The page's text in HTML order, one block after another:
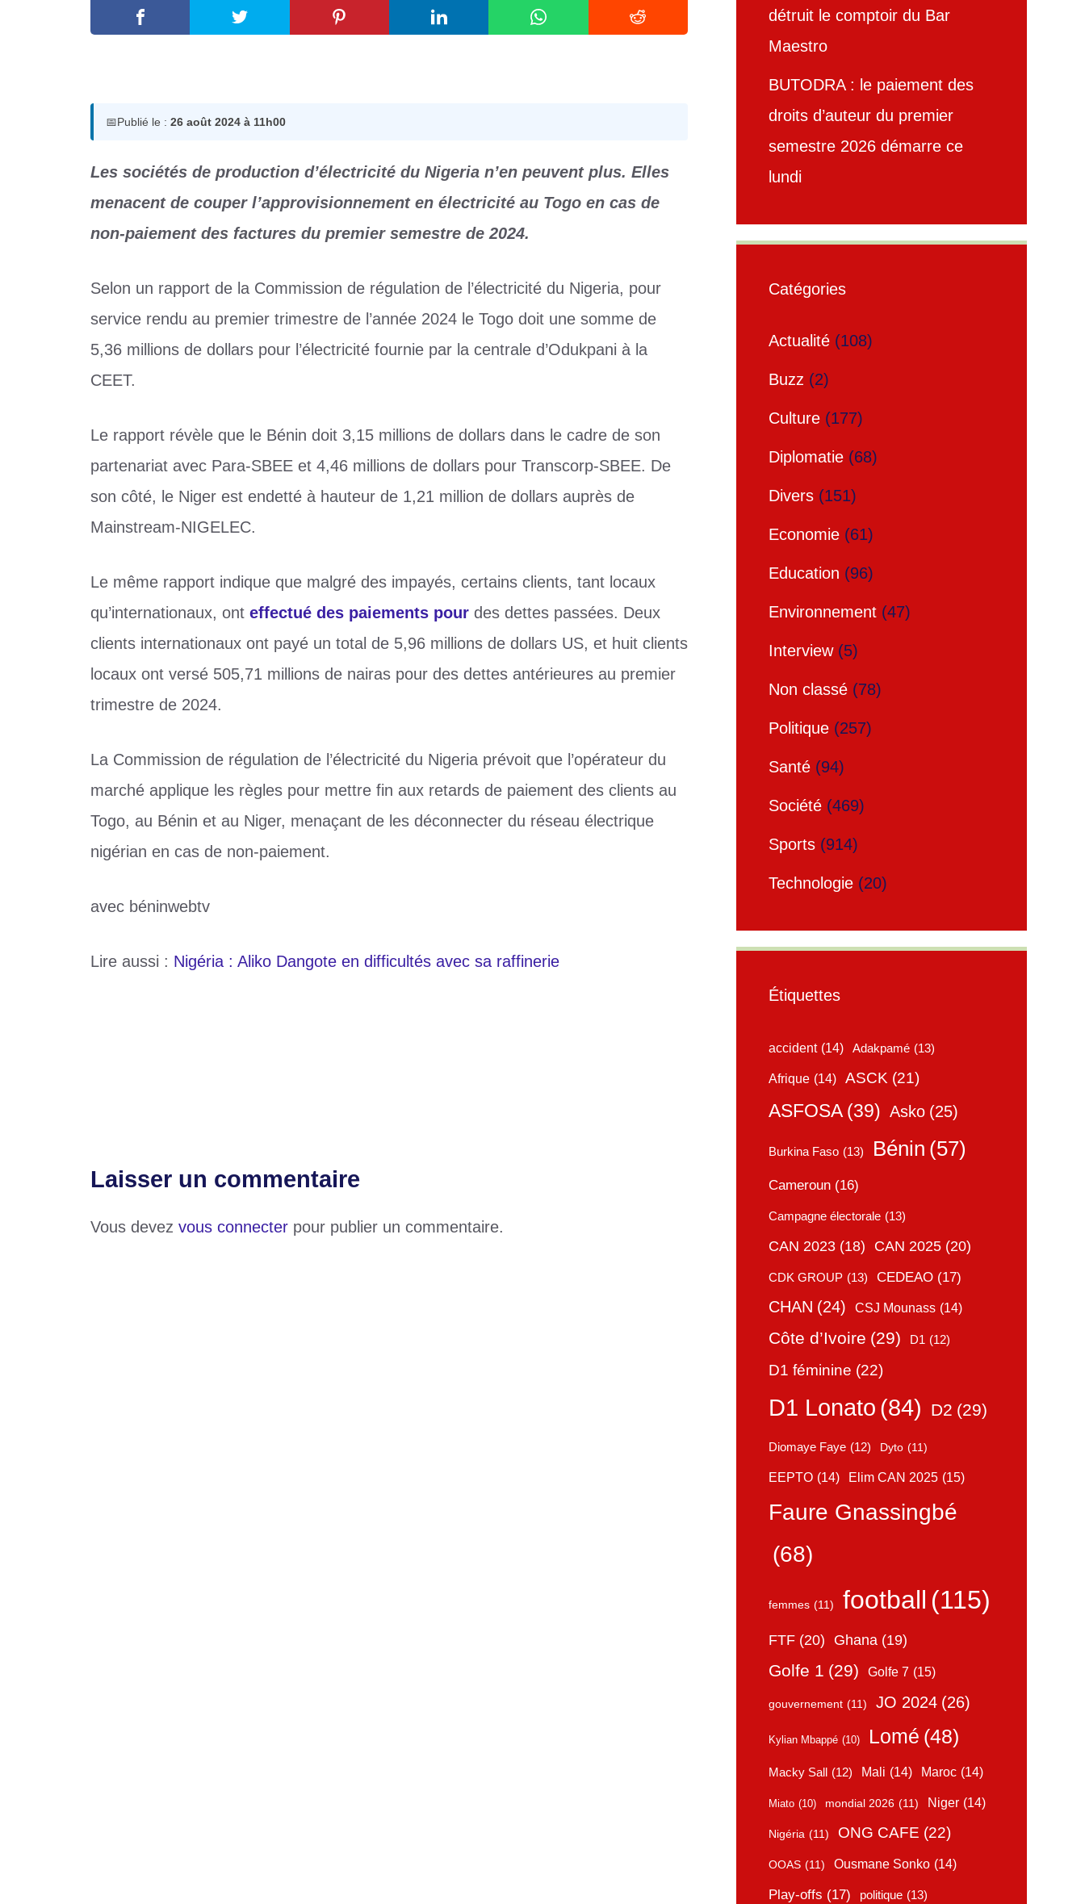
📅Publié le : 26 août 2024 à 11h00
Les sociétés de production d’électricité du Nigeria n’en peuvent plus. Elles
menacent de couper l’approvisionnement en électricité au Togo en cas de
non-paiement des factures du premier semestre de 2024.
Selon un rapport de la Commission de régulation de l’électricité du Nigeria, pour
service rendu au premier trimestre de l’année 2024 le Togo doit une somme de
5,36 millions de dollars pour l’électricité fournie par la centrale d’Odukpani à la
CEET.
Le rapport révèle que le Bénin doit 3,15 millions de dollars dans le cadre de son
partenariat avec Para-SBEE et 4,46 millions de dollars pour Transcorp-SBEE. De
son côté, le Niger est endetté à hauteur de 1,21 million de dollars auprès de
Mainstream-NIGELEC.
Le même rapport indique que malgré des impayés, certains clients, tant locaux
qu’internationaux, ont effectué des paiements pour des dettes passées. Deux
clients internationaux ont payé un total de 5,96 millions de dollars US, et huit clients
locaux ont versé 505,71 millions de nairas pour des dettes antérieures au premier
trimestre de 2024.
La Commission de régulation de l’électricité du Nigeria prévoit que l’opérateur du
marché applique les règles pour mettre fin aux retards de paiement des clients au
Togo, au Bénin et au Niger, menaçant de les déconnecter du réseau électrique
nigérian en cas de non-paiement.
avec béninwebtv
Lire aussi : Nigéria : Aliko Dangote en difficultés avec sa raffinerie
Laisser un commentaire
Vous devez vous connecter pour publier un commentaire.
détruit le comptoir du Bar
Maestro
BUTODRA : le paiement des
droits d’auteur du premier
semestre 2026 démarre ce
lundi
Catégories
Actualité (108)
Buzz (2)
Culture (177)
Diplomatie (68)
Divers (151)
Economie (61)
Education (96)
Environnement (47)
Interview(5)
Non classé (78)
Politique (257)
Santé (94)
Société (469)
Sports (914)
Technologie (20)
Étiquettes
accident (14) Adakpamé (13)
Afrique (14) ASCK (21)
ASFOSA (39) Asko (25)
Burkina Faso (13) Bénin (57)
Cameroun (16)
Campagne électorale (13)
CAN 2023 (18) CAN 2025 (20)
CDK GROUP (13) CEDEAO (17)
CHAN (24) CSJ Mounass (14)
Côte d’Ivoire (29) D1 (12)
D1 féminine (22)
D1 Lonato (84) D2 (29)
Diomaye Faye (12) Dyto (11)
EEPTO (14) Elim CAN 2025 (15)
Faure Gnassingbé
(68)
femmes (11) football (115)
FTF (20) Ghana (19)
Golfe 1 (29) Golfe 7 (15)
gouvernement (11) JO 2024 (26)
Kylian Mbappé (10) Lomé (48)
Macky Sall (12) Mali (14) Maroc (14)
Miato (10) mondial 2026 (11) Niger (14)
Nigéria (11) ONG CAFE (22)
OOAS (11) Ousmane Sonko (14)
Play-offs (17) politique (13)